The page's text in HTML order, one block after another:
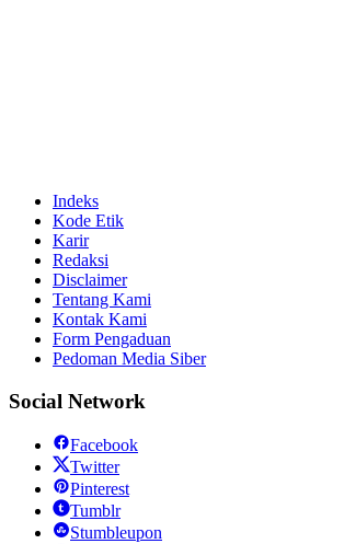
Indeks
Kode Etik
Karir
Redaksi
Disclaimer
Tentang Kami
Kontak Kami
Form Pengaduan
Pedoman Media Siber
Social Network
Facebook
Twitter
Pinterest
Tumblr
Stumbleupon